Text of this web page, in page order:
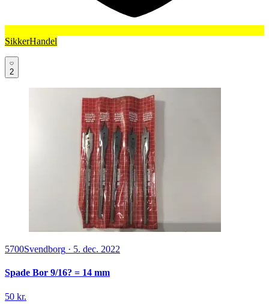
SikkerHandel
2
5700Svendborg · 5. dec. 2022
Spade Bor 9/16? = 14 mm
50 kr.